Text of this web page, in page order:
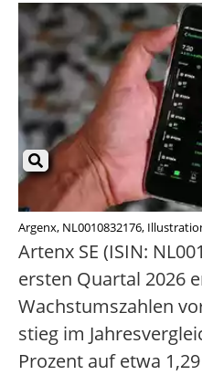
Argenx, NL0010832176,
Artenx SE (ISIN:
ersten Quartal 2026
Wachstumszahlen
stieg im
Prozent auf etwa